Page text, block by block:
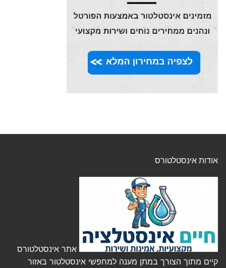
אודות אינסטלטורס
אתר אינסטלטורס
קיים מתוך הצורך במתן מענה למחפשי אינסטלטור באזור